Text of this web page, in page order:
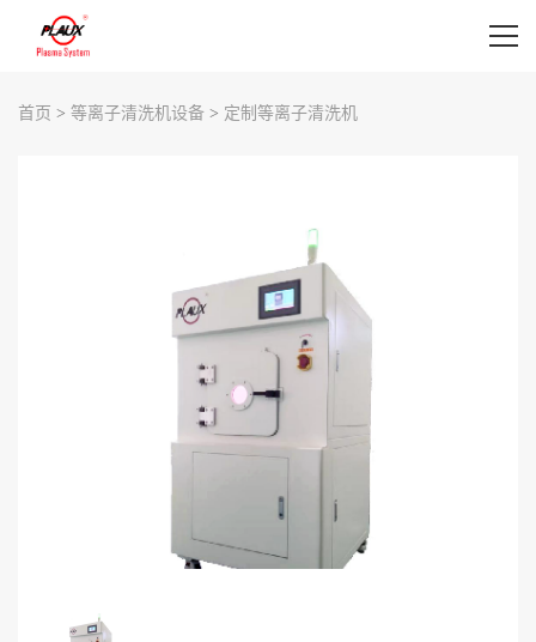
首页
等离子表面处理视频
首页 > 等离子清洗机设备 > 定制等离子清洗机